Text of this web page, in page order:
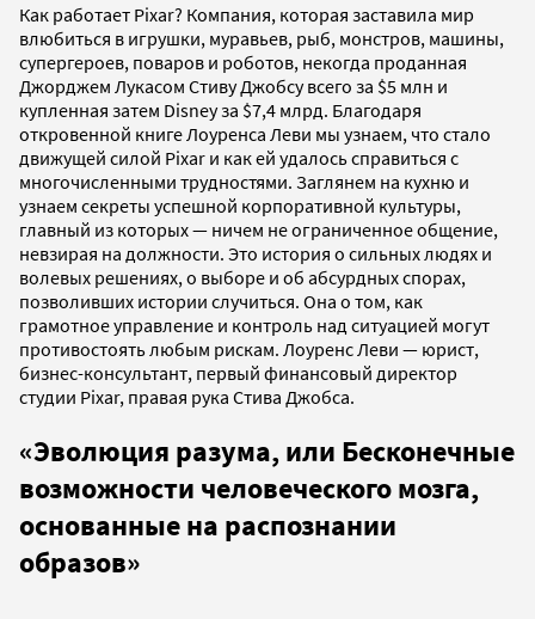
Как работает Pixar? Компания, которая заставила мир
влюбиться в игрушки, муравьев, рыб, монстров, машины,
супергероев, поваров и роботов, некогда проданная
Джорджем Лукасом Стиву Джобсу всего за $5 млн и
купленная затем Disney за $7,4 млрд. Благодаря
откровенной книге Лоуренса Леви мы узнаем, что стало
движущей силой Pixar и как ей удалось справиться с
многочисленными трудностями. Заглянем на кухню и
узнаем секреты успешной корпоративной культуры,
главный из которых — ничем не ограниченное общение,
невзирая на должности. Это история о сильных людях и
волевых решениях, о выборе и об абсурдных спорах,
позволивших истории случиться. Она о том, как
грамотное управление и контроль над ситуацией могут
противостоять любым рискам. Лоуренс Леви — юрист,
бизнес-консультант, первый финансовый директор
студии Pixar, правая рука Стива Джобса.
«Эволюция разума, или Бесконечные
возможности человеческого мозга,
основанные на распознании
образов»